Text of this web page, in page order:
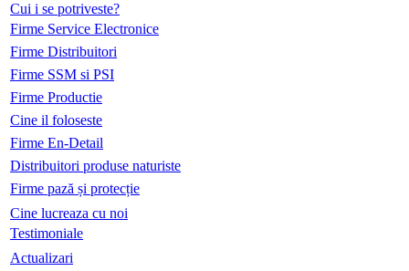
Cui i se potriveste?
Firme Service Electronice
Firme Distribuitori
Firme SSM si PSI
Firme Productie
Cine il foloseste
Firme En-Detail
Distribuitori produse naturiste
Firme pază și protecție
Cine lucreaza cu noi
Testimoniale
Actualizari